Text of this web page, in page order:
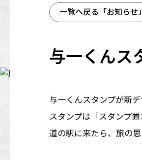
一覧へ戻る 「お知らせ」
与一くんス
与一くんスタンプが新
スタンプは「スタンプ置
道の駅に来たら、旅の